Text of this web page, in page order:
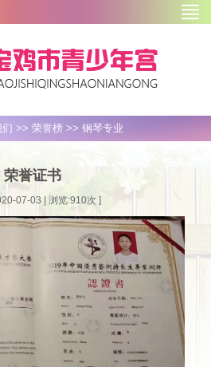
>> 荣誉榜 >> 钢琴专业
荣誉证书
07-03 | 浏览:910次 ]